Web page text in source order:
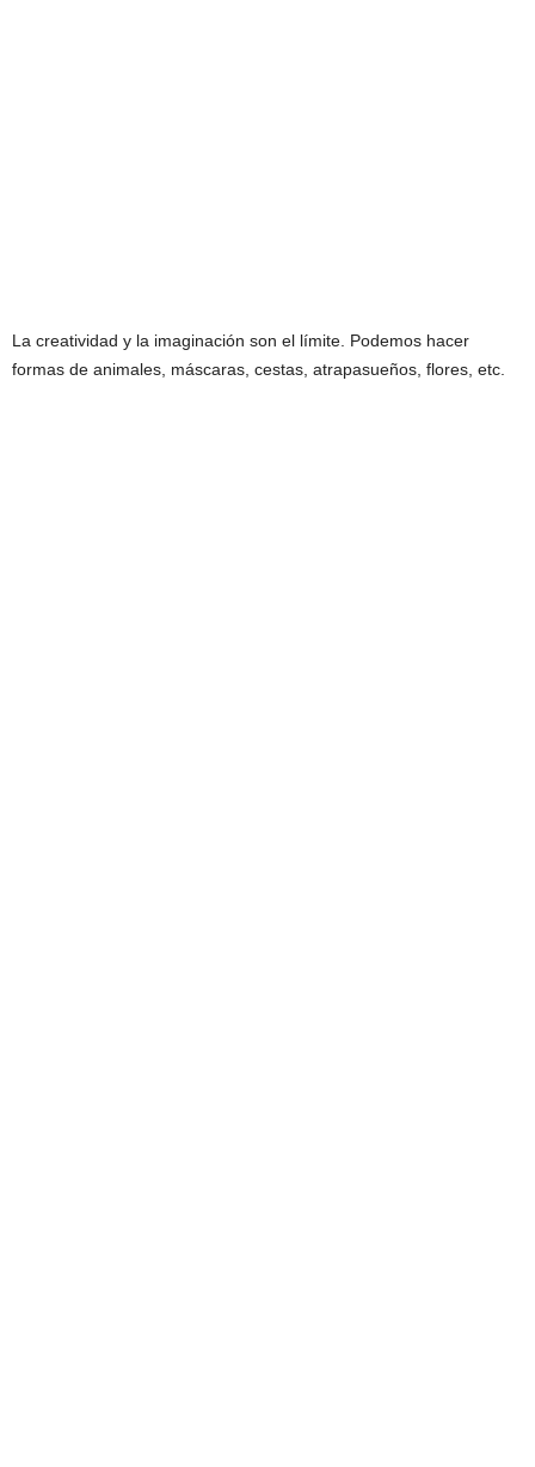
La creatividad y la imaginación son el límite. Podemos hacer
formas de animales, máscaras, cestas, atrapasueños, flores, etc.